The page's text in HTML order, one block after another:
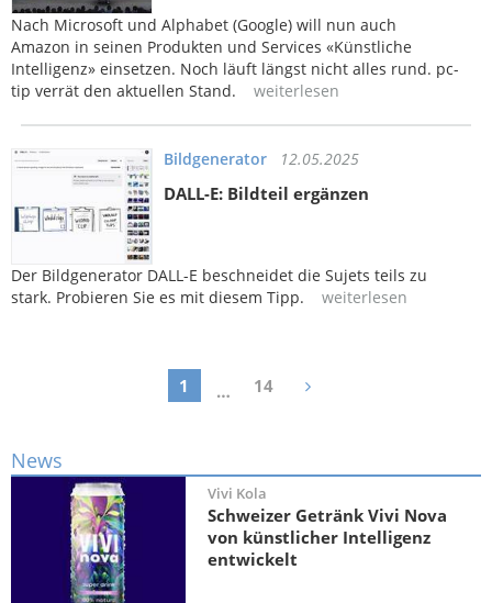
Nach Microsoft und Alphabet (Google) will nun auch
Amazon in seinen Produkten und Services «Künstliche
Intelligenz» einsetzen. Noch läuft längst nicht alles rund. pc-
tip verrät den aktuellen Stand.
weiterlesen
Bildgenerator 12.05.2025
DALL-E: Bildteil ergänzen
Der Bildgenerator DALL-E beschneidet die Sujets teils zu
stark. Probieren Sie es mit diesem Tipp.
weiterlesen
1 … 14
News
Vivi Kola
Schweizer Getränk Vivi Nova
von künstlicher Intelligenz
entwickelt